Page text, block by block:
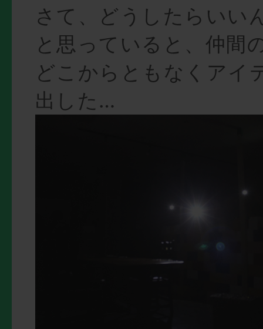
さて、どうしたらいい
と思っていると、仲間
どこからともなくアイ
出した…